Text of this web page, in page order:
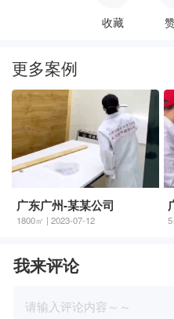
收藏
更多案例
广东广州-某某公司
1800㎡ | 2023-07-12
我来评论